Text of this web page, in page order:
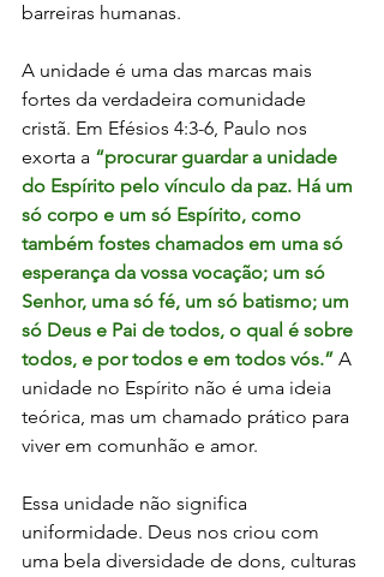
barreiras humanas.
A unidade é uma das marcas mais
fortes da verdadeira comunidade
cristã. Em Efésios 4:3-6, Paulo nos
exorta a “procurar guardar a unidade
do Espírito pelo vínculo da paz. Há um
só corpo e um só Espírito, como
também fostes chamados em uma só
esperança da vossa vocação; um só
Senhor, uma só fé, um só batismo; um
só Deus e Pai de todos, o qual é sobre
todos, e por todos e em todos vós.” A
unidade no Espírito não é uma ideia
teórica, mas um chamado prático para
viver em comunhão e amor.
Essa unidade não significa
uniformidade. Deus nos criou com
uma bela diversidade de dons, culturas